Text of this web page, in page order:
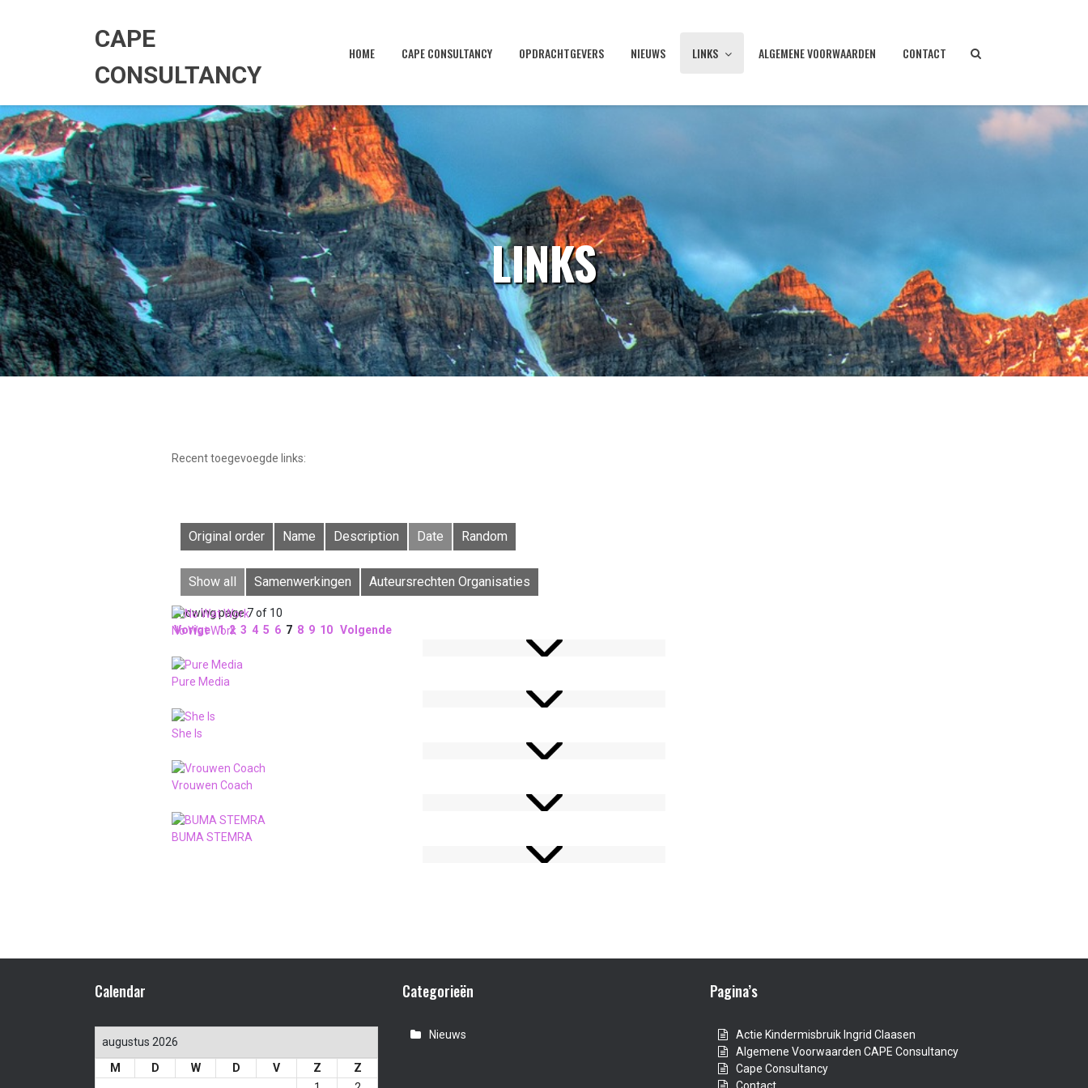
CAPE
CONSULTANCY
HOME CAPE CONSULTANCY OPDRACHTGEVERS NIEUWS LINKS ALGEMENE VOORWAARDEN CONTACT
LINKS
Recent toegevoegde links:
Original order Name Description Date Random
Show all Samenwerkingen Auteursrechten Organisaties
No Wat Work
Pure Media
She Is
Vrouwen Coach
BUMA STEMRA
Showing page 7 of 10
Vorige 1 2 3 4 5 6 7 8 9 10 Volgende
Calendar
augustus 2026
M
D W D V Z
Z
Categorieën
Nieuws
Pagina’s
Actie Kindermisbruik Ingrid Claasen
Algemene Voorwaarden CAPE Consultancy
Cape Consultancy